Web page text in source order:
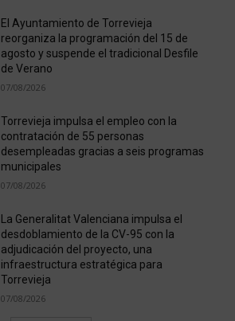
El Ayuntamiento de Torrevieja
reorganiza la programación del 15 de
agosto y suspende el tradicional Desfile
de Verano
07/08/2026
Torrevieja impulsa el empleo con la
contratación de 55 personas
desempleadas gracias a seis programas
municipales
07/08/2026
La Generalitat Valenciana impulsa el
desdoblamiento de la CV-95 con la
adjudicación del proyecto, una
infraestructura estratégica para
Torrevieja
07/08/2026